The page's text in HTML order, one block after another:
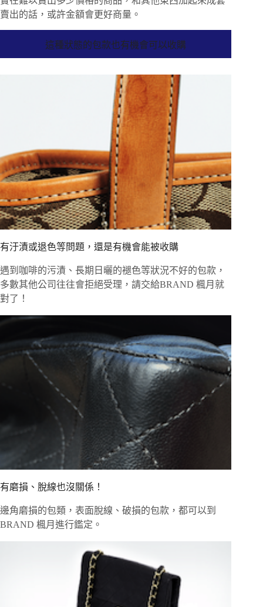
賣出的話，或許金額會更好商量。
這種狀態的包款也有機會可以收購
有汙漬或退色等問題，還是有機會能被收購
遇到咖啡的污漬、長期日曬的褪色等狀況不好的包款，
多數其他公司往往會拒絕受理，請交給BRAND 楓月就
對了！
有磨損、脫線也沒關係！
邊角磨損的包類，表面脫線、破損的包款，都可以到
BRAND 楓月進行鑑定。